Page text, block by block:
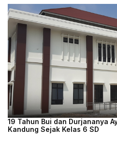
19 Tahun Bui dan Durjananya
Kandung Sejak Kelas 6 SD